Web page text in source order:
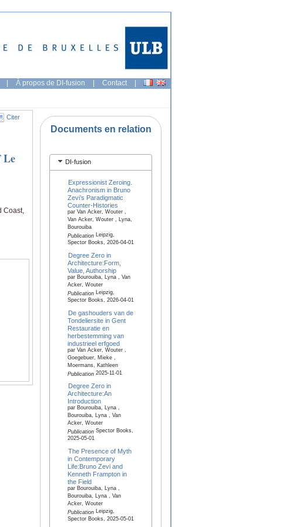
| À propos de DI-fusion | Contact |
Citer
Le
Coast,
Documents en relation
DI-fusion
Expressionist Zeroing.
Anachronism in Bruno
Zevi’s Paradigmatic
Counter-Histories
par Van Acker, Wouter ,
Van Acker, Wouter , Lyna,
Bourouiba
PublicationLeipzig,
Spector Books, 2026-04-01
Degree Zero in
Architecture:Form,
Value, Authorship
par Bourouiba, Lyna , Van
Acker, Wouter
PublicationLeipzig,
Spector Books, 2026-04-01
De gashouders van de
Tondeliersite in Gent
Restauratie en
herbestemming van
industrieel erfgoed
par Van Acker, Wouter ,
Goegebuer, Mieke ,
Moermans, Kathleen
Publication2025-11-01
Degree Zero in
Architecture:An
Introduction
par Bourouiba, Lyna ,
Bourouiba, Lyna , Van
Acker, Wouter
PublicationSpector Books,
2025-05-01
The Presence of Myth
in Contemporary
Life:Bruno Zevi and
Kenneth Frampton in
the Field
par Bourouiba, Lyna ,
Bourouiba, Lyna , Van
Acker, Wouter
PublicationLeipzig,
Spector Books, 2025-05-01